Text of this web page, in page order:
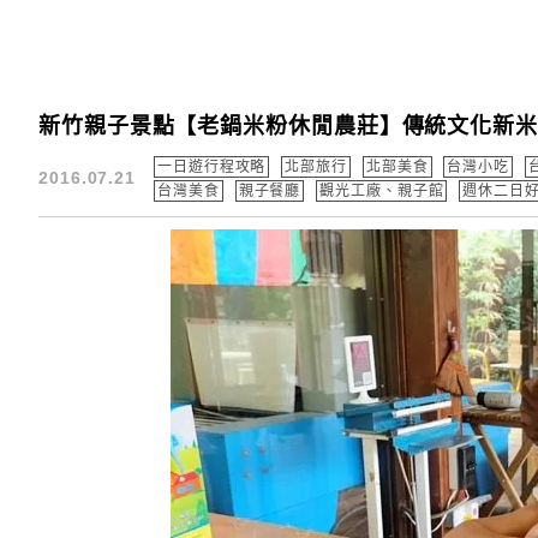
新竹親子景點【老鍋米粉休閒農莊】傳統文化新
2016.07.21
一日遊行程攻略 北部旅行 北部美食 台灣小吃
台灣美食
親子餐廳 觀光工廠、親子館 週休二日